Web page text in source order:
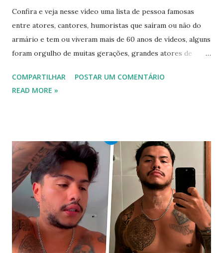
Confira e veja nesse vídeo uma lista de pessoa famosas
entre atores, cantores, humoristas que saíram ou não do
armário e tem ou viveram mais de 60 anos de vídeos, alguns
foram orgulho de muitas gerações, grandes atores de
foram gays, bissexuais ou algo mais. 20 GAYS IDOSOS •
FAMOSOS GAYS QUE SAIRAM DO ARMÁRIO E SE
00:04 Abertura do vídeo: 00:15 AVISO 00:18 Não é
recomendado “retirar alguém do armário”, sexualidade e
tempo é algo particular de cada indivíduo, cabendo somente
a ele sair ou não. As pessoas mencionadas nesse vídeo
escolheram ser públicas e antes deste TODAS já tiveram a
sexualidade exposta. MAIORES DE 60 ANOS Tuca Andrada
00:41 Famosos foi flagrado beijando outro homem no
carnaval do Rio Alexandre Frota 00:56 Ator se diz hetero,
COMPARTILHAR
POSTAR UM COMENTÁRIO
READ MORE »